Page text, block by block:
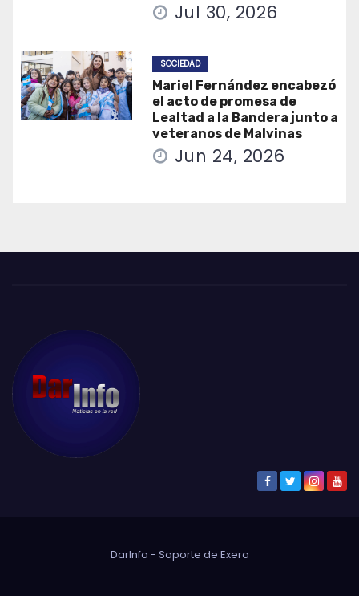
Jul 30, 2026
SOCIEDAD
Mariel Fernández encabezó
el acto de promesa de
Lealtad a la Bandera junto a
veteranos de Malvinas
Jun 24, 2026
DarInfo - Soporte de Exero